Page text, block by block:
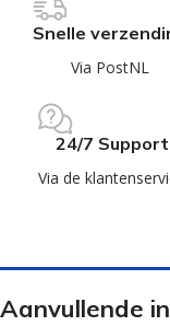
Snelle
Via PostNL
24/7 Support
Via de
Aanvullende